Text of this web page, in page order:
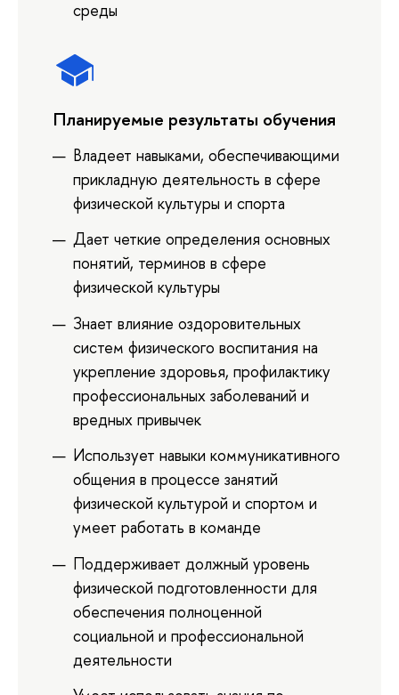
среды
Планируемые результаты обучения
Владеет навыками, обеспечивающими
прикладную деятельность в сфере
физической культуры и спорта
Дает четкие определения основных
понятий, терминов в сфере
физической культуры
Знает влияние оздоровительных
систем физического воспитания на
укрепление здоровья, профилактику
профессиональных заболеваний и
вредных привычек
Использует навыки коммуникативного
общения в процессе занятий
физической культурой и спортом и
умеет работать в команде
Поддерживает должный уровень
физической подготовленности для
обеспечения полноценной
социальной и профессиональной
деятельности